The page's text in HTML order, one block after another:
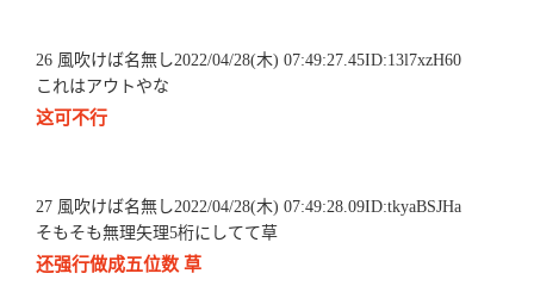
26 風吹けば名無し2022/04/28(木) 07:49:27.45ID:13l7xzH60
これはアウトやな
这可不行
27 風吹けば名無し2022/04/28(木) 07:49:28.09ID:tkyaBSJHa
そもそも無理矢理5桁にしてて草
还强行做成五位数 草